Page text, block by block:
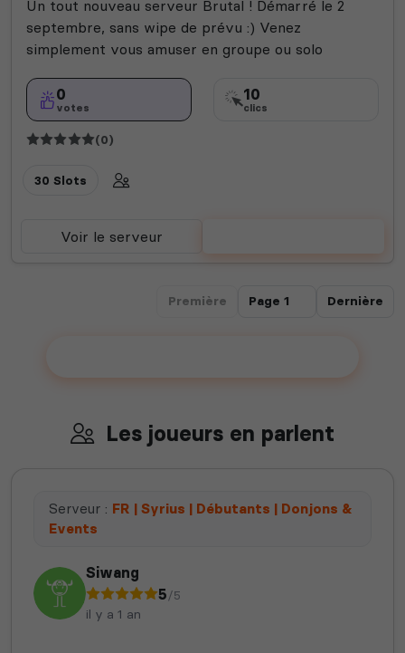
Un tout nouveau serveur Brutal ! Démarré le 2
septembre, sans wipe de prévu :) Venez
simplement vous amuser en groupe ou solo
0
votes
10
clics
(0)
30 Slots
Voir le serveur
Première Dernière
Les joueurs en parlent
Serveur : FR | Syrius | Débutants | Donjons &
Events
Siwang
5/5
il y a 1 an